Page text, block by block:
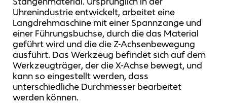
Uhrenindustrie entwickelt, arbeitet eine
Langdrehmaschine mit einer Spannzange und
einer Führungsbuchse, durch die das Material
geführt wird und die die Z-Achsenbewegung
ausführt. Das Werkzeug befindet sich auf dem
Werkzeugträger, der die X-Achse bewegt, und
kann so eingestellt werden, dass
unterschiedliche Durchmesser bearbeitet
werden können.